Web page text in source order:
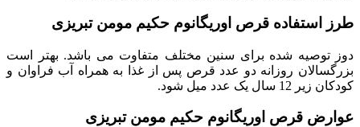
طرز استفاده قرص اوریگانوم حکیم مومن تبریزی
دوز توصیه شده برای سنین مختلف متفاوت می باشد. بهتر است
بزرگسالان روزانه دو عدد قرص پس از غذا به همراه آب فراوان و
کودکان زیر 12 سال یک عدد میل شود.
عوارض قرص اوریگانوم حکیم مومن تبریزی